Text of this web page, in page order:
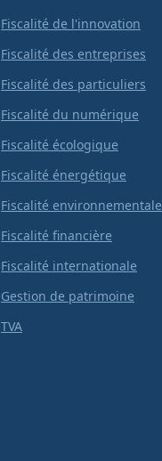
Fiscalité de l'innovation
Fiscalité des entreprises
Fiscalité des particuliers
Fiscalité du numérique
Fiscalité écologique
Fiscalité énergétique
Fiscalité environnementale
Fiscalité financière
Fiscalité internationale
Gestion de patrimoine
TVA